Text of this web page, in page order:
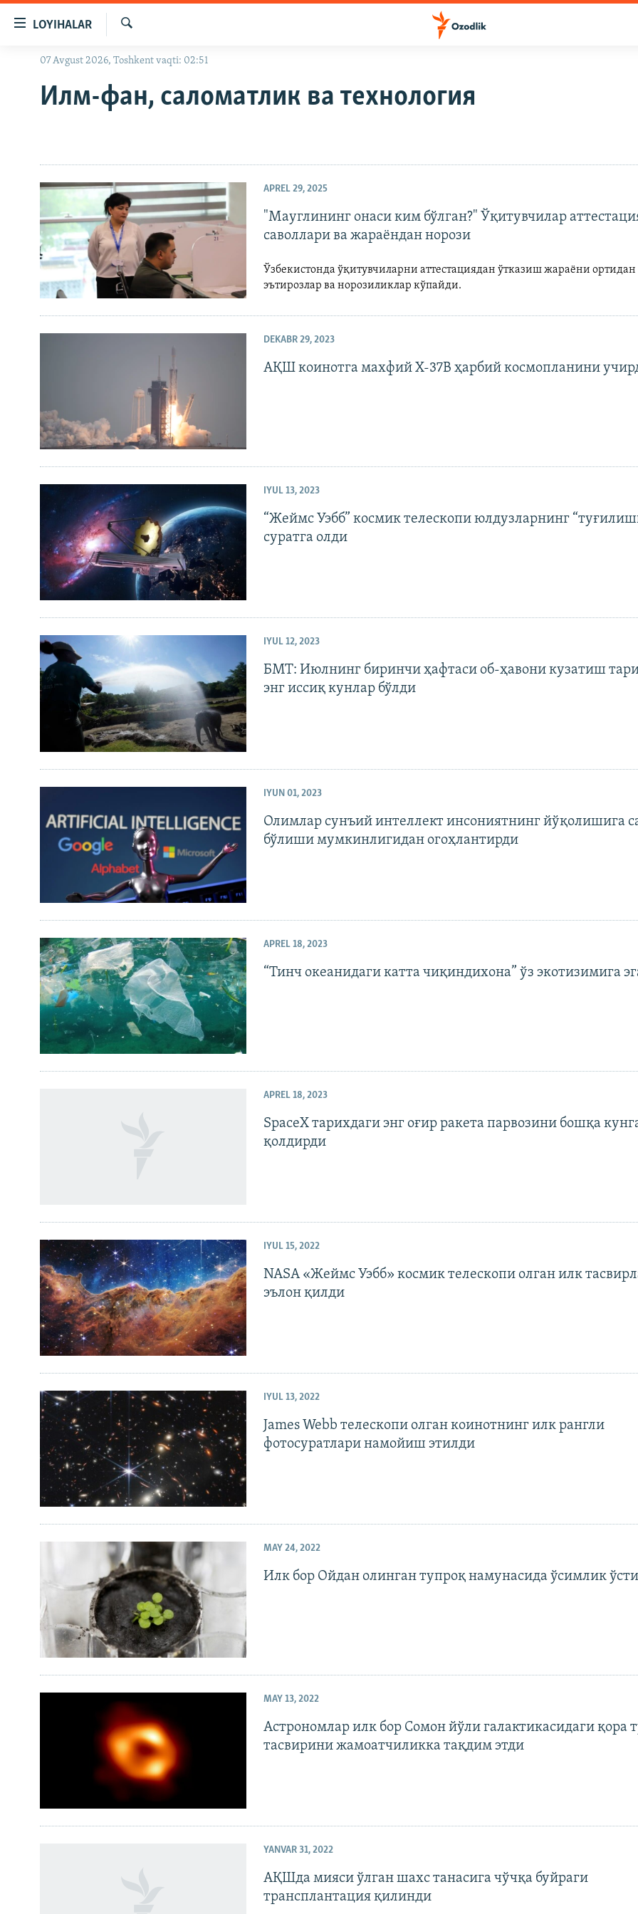
Бош
навигацияга
LOYIHALAR
OZODLIK SURISHTIRUVLARI
OZODVIDEO
Излаш
07 Avgust 2026, Toshkent vaqti: 02:51
Илм-фан, саломатлик ва технология
APREL 29, 2025
"Мауглининг онаси ким бўлган?" Ўқитувчилар
саволлари ва жараёндан норози
Ўзбекистонда ўқитувчиларни аттестациядан ўтказиш жараёни ортидан
эътирозлар ва норозиликлар кўпайди.
DEKABR 29, 2023
АҚШ коинотга махфий X-37B ҳарбий космопланини
IYUL 13, 2023
“Жеймс Уэбб” космик телескопи юлдузларнинг
суратга олди
IYUL 12, 2023
БМТ: Июлнинг биринчи ҳафтаси об-ҳавони кузатиш
энг иссиқ кунлар бўлди
IYUN 01, 2023
Олимлар сунъий интеллект инсониятнинг йўқолишига
бўлиши мумкинлигидан огоҳлантирди
APREL 18, 2023
“Тинч океанидаги катта чиқиндихона” ўз экотизимига
APREL 18, 2023
SpaceX тарихдаги энг оғир ракета парвозини бошқа
қолдирди
IYUL 15, 2022
NASA «Жеймс Уэбб» космик телескопи олган илк
эълон қилди
IYUL 13, 2022
James Webb телескопи олган коинотнинг илк рангли
фотосуратлари намойиш этилди
MAY 24, 2022
Илк бор Ойдан олинган тупроқ намунасида ўсимлик
MAY 13, 2022
Астрономлар илк бор Сомон йўли галактикасидаги қора
тасвирини жамоатчиликка тақдим этди
YANVAR 31, 2022
АҚШда мияси ўлган шахс танасига чўчқа буйраги
трансплантация қилинди